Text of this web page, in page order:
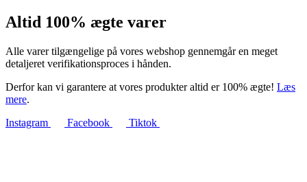
Altid 100% ægte varer
Alle varer tilgængelige på vores webshop gennemgår en meget
detaljeret verifikationsproces i hånden.
Derfor kan vi garantere at vores produkter altid er 100% ægte! Læs
mere.
Instagram
Facebook Tiktok